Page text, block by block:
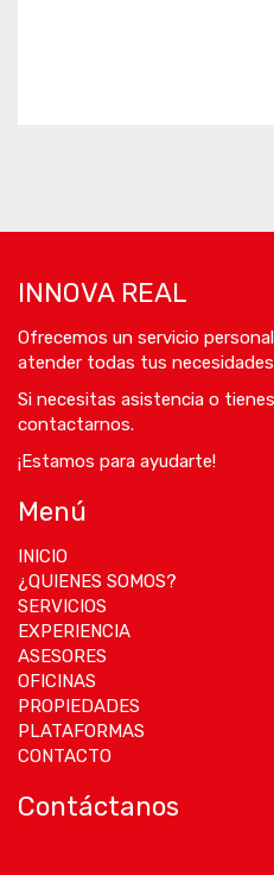
INNOVA REAL
Ofrecemos un servicio
atender todas tus
Si necesitas asistencia o
contactarnos.
¡Estamos para ayudarte!
Menú
INICIO
¿QUIENES SOMOS?
SERVICIOS
EXPERIENCIA
ASESORES
OFICINAS
PROPIEDADES
PLATAFORMAS
CONTACTO
Contáctanos